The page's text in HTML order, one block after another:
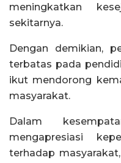
meningkatkan
sekitarnya.
Dengan demikian,
terbatas pada
ikut mendorong
masyarakat.
Dalam
mengapresiasi
terhadap